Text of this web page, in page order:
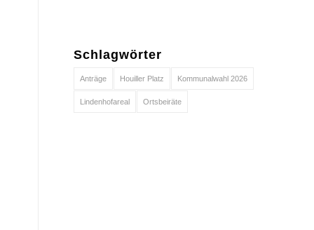
Schlagwörter
Anträge Houiller Platz Kommunalwahl 2026
Lindenhofareal Ortsbeiräte